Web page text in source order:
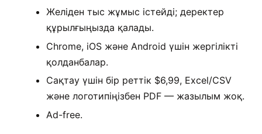
Желіден тыс жұмыс істейді; деректер
құрылғыңызда қалады.
Chrome, iOS және Android үшін жергілікті
қолданбалар.
Сақтау үшін бір реттік $6,99, Excel/CSV
және логотипіңізбен PDF — жазылым жоқ.
Ad-free.